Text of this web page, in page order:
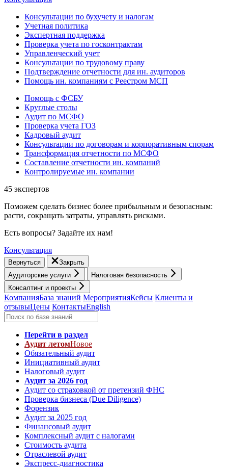
Консультации по бухучету и налогам
Учетная политика
Экспертная поддержка
Проверка учета по госконтрактам
Управленческий учет
Консультации по трудовому праву
Подтверждение отчетности для ин. аудиторов
Помощь ин. компаниям с Реестром МСП
Помощь с ФСБУ
Круглые столы
Аудит по МСФО
Проверка учета ГОЗ
Кадровый аудит
Консультации по договорам и корпоративным спорам
Трансформация отчетности по МСФО
Составление отчетности ин. компаний
Контролируемые ин. компании
45 экспертов
Поможем сделать бизнес более прибыльным и безопасным:
расти, cокращать затраты, управлять рисками.
Есть вопросы? Задайте их нам!
Консультация
Вернуться
Закрыть
Аудиторские услуги
Налоговая безопасность
Консалтинг и проекты
КомпанияБаза знаний МероприятияКейсы Клиенты и
отзывыЦены КонтактыEnglish
Перейти в раздел
Аудит летомНовое
Обязательный аудит
Инициативный аудит
Налоговый аудит
Аудит за 2026 год
Аудит со страховкой от претензий ФНС
Проверка бизнеса (Due Diligence)
Форензик
Аудит за 2025 год
Финансовый аудит
Комплексный аудит с налогами
Стоимость аудита
Отраслевой аудит
Экспресс-диагностика